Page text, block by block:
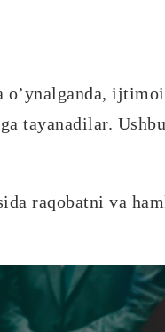
tayanadilar.
raqobatni va